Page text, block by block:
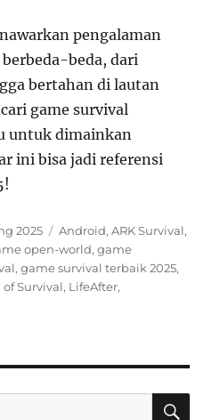
pengalaman
beda, dari
bertahan di lautan
game survival
untuk dimainkan
ini bisa jadi referensi
2025 Tags
Android,ARK Survival,
open-world,game
,game survival terbaik 2025,
of Survival, LifeAfter,